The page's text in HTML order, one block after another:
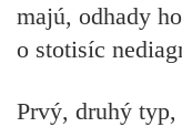
majú, odhady
o stotisíc
Prvý, druhý typ,